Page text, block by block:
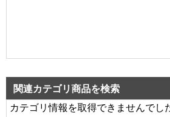
関連カテゴリ商品を検索
カテゴリ情報を取得できませんでし